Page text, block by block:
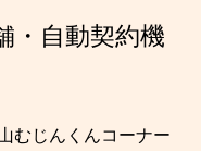
・自動契約機
むじんくんコーナー